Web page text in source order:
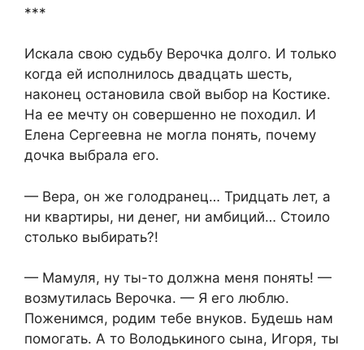
***
Искала свою судьбу Верочка долго. И только
когда ей исполнилось двадцать шесть,
наконец остановила свой выбор на Костике.
На ее мечту он совершенно не походил. И
Елена Сергеевна не могла понять, почему
дочка выбрала его.
— Вера, он же голодранец… Тридцать лет, а
ни квартиры, ни денег, ни амбиций… Стоило
столько выбирать?!
— Мамуля, ну ты-то должна меня понять! —
возмутилась Верочка. — Я его люблю.
Поженимся, родим тебе внуков. Будешь нам
помогать. А то Володькиного сына, Игоря, ты